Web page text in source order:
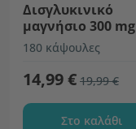
Δισγλυκινικό
μαγνήσιο 300 mg
180 κάψουλες
14,99 € 19,99 €
Στο καλάθι